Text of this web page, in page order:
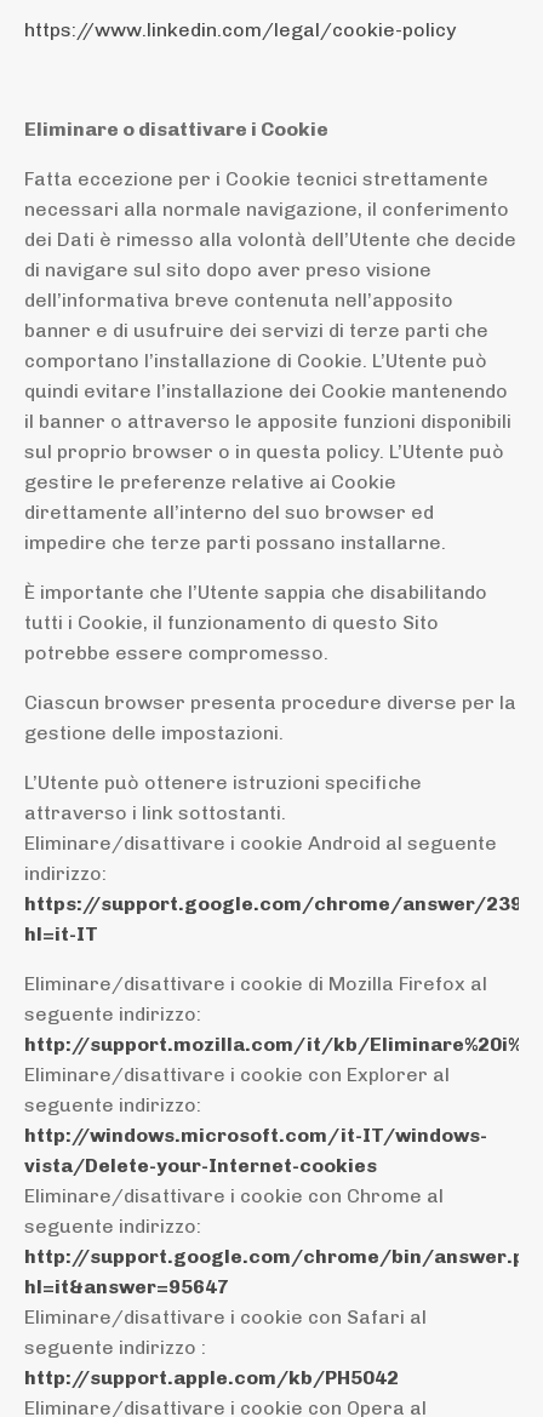
https://www.linkedin.com/legal/cookie-policy
Eliminare o disattivare i Cookie
Fatta eccezione per i Cookie tecnici strettamente
necessari alla normale navigazione, il conferimento
dei Dati è rimesso alla volontà dell’Utente che decide
di navigare sul sito dopo aver preso visione
dell’informativa breve contenuta nell’apposito
banner e di usufruire dei servizi di terze parti che
comportano l’installazione di Cookie. L’Utente può
quindi evitare l’installazione dei Cookie mantenendo
il banner o attraverso le apposite funzioni disponibili
sul proprio browser o in questa policy. L’Utente può
gestire le preferenze relative ai Cookie
direttamente all’interno del suo browser ed
impedire che terze parti possano installarne.
È importante che l’Utente sappia che disabilitando
tutti i Cookie, il funzionamento di questo Sito
potrebbe essere compromesso.
Ciascun browser presenta procedure diverse per la
gestione delle impostazioni.
L’Utente può ottenere istruzioni specifiche
attraverso i link sottostanti.
Eliminare/disattivare i cookie Android al seguente
indirizzo:
https://support.google.com/chrome/answer/
hl=it-IT
Eliminare/disattivare i cookie di Mozilla Firefox al
seguente indirizzo:
http://support.mozilla.com/it/kb/
Eliminare/disattivare i cookie con Explorer al
seguente indirizzo:
http://windows.microsoft.com/it-IT/windows-
vista/Delete-your-Internet-cookies
Eliminare/disattivare i cookie con Chrome al
seguente indirizzo:
http://support.google.com/chrome/bin/
hl=it&answer=95647
Eliminare/disattivare i cookie con Safari al
seguente indirizzo :
http://support.apple.com/kb/PH5042
Eliminare/disattivare i cookie con Opera al